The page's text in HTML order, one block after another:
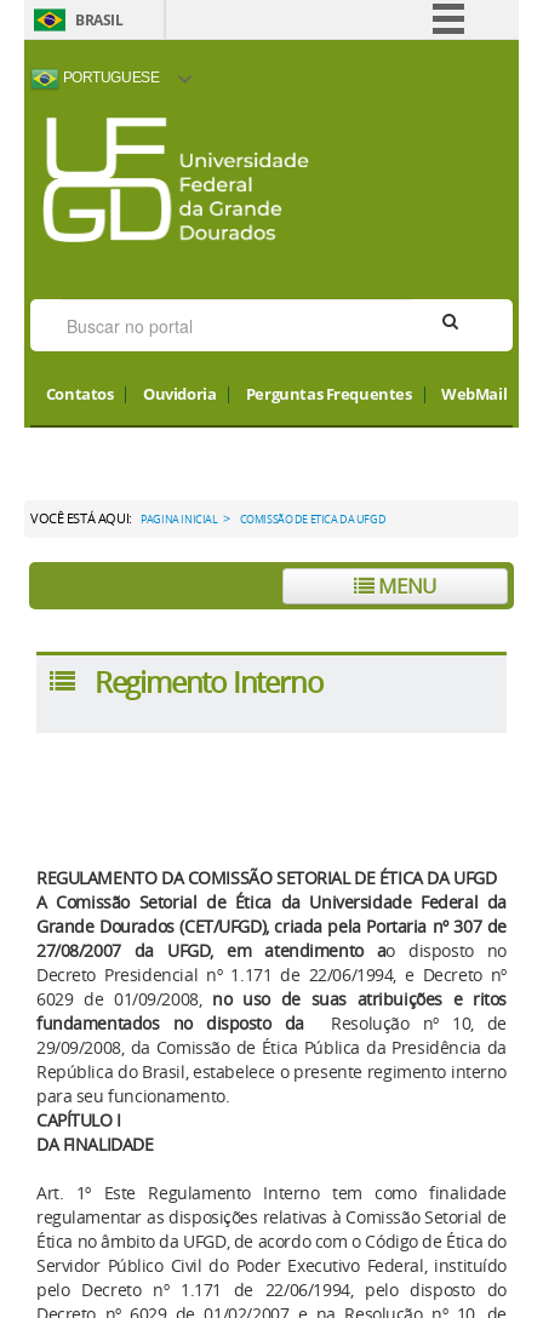
BRASIL
PORTUGUESE
ACESSIBILIDADE ALTO CONTRASTE
VISITORS
Contatos Ouvidoria Perguntas Frequentes WebMail
VOCÊ ESTÁ AQUI: PAGINA INICIAL > COMISSÃO DE ETICA DA UFGD
MENU
Regimento Interno
REGULAMENTO DA COMISSÃO SETORIAL DE ÉTICA DA UFGD
A Comissão Setorial de Ética da Universidade Federal da
Grande Dourados (CET/UFGD), criada pela Portaria nº 307 de
27/08/2007 da UFGD, em atendimento ao disposto no
Decreto Presidencial nº 1.171 de 22/06/1994, e Decreto nº
6029 de 01/09/2008, no uso de suas atribuições e ritos
fundamentados no disposto da
Resolução nº 10, de
29/09/2008, da Comissão de Ética Pública da Presidência da
República do Brasil, estabelece o presente regimento interno
para seu funcionamento.
CAPÍTULO I
DA FINALIDADE
Art. 1º Este Regulamento Interno tem como finalidade
regulamentar as disposições relativas à Comissão Setorial de
Ética no âmbito da UFGD, de acordo com o Código de Ética do
Servidor Público Civil do Poder Executivo Federal, instituído
pelo Decreto nº 1.171 de 22/06/1994, pelo disposto do